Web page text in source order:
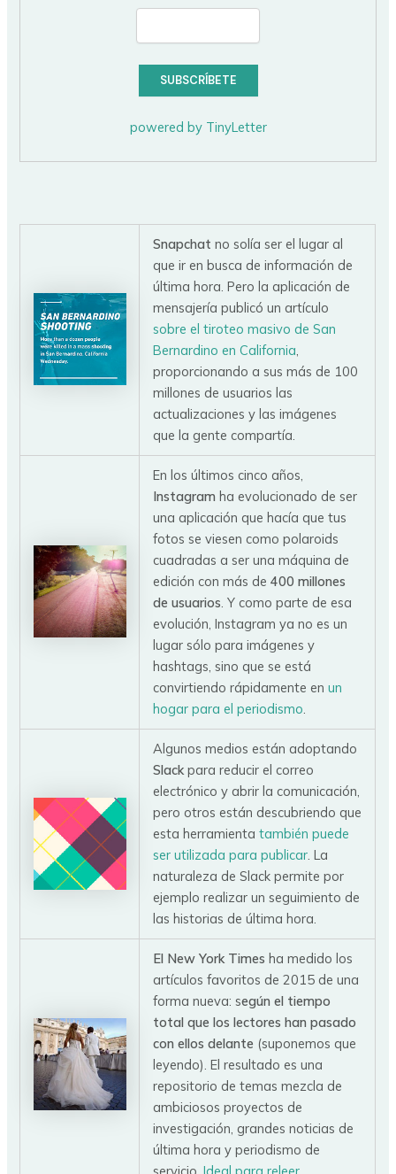
powered by TinyLetter
Snapchat no solía ser el lugar al
que ir en busca de información de
última hora. Pero la aplicación de
mensajería publicó un artículo
sobre el tiroteo masivo de San
Bernardino en California
proporcionando a sus más de 100
millones de usuarios las
actualizaciones y las imágenes
que la gente compartía.
En los últimos cinco años,
Instagram ha evolucionado de ser
una aplicación que hacía que tus
fotos se viesen como polaroids
cuadradas a ser una máquina de
edición con más de400 millones
de usuarios . Y como parte de esa
evolución, Instagram ya no es un
lugar sólo para imágenes y
hashtags, sino que se está
convirtiendo rápidamente enun
hogar para el periodismo
Algunos medios están adoptando
Slack para reducir el correo
electrónico y abrir la comunicación,
pero otros están descubriendo que
esta herramientatambién puede
ser utilizada para publicar . La
naturaleza de Slack permite por
ejemplo realizar un seguimiento de
las historias de última hora.
El New York Timesha medido los
artículos favoritos de 2015 de una
forma nueva: según el tiempo
total que los lectores han pasado
con ellos delante (suponemos que
leyendo). El resultado es una
repositorio de temas mezcla de
ambiciosos proyectos de
investigación, grandes noticias de
última hora y periodismo de
servicio.Ideal para releer.